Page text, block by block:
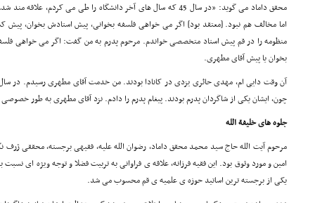
محقق داماد می گوید: «در سال 45 که سال های آخر دانشگاه را طی می
اما مخالف هم نبود. [معتقد بود] اگر می خواهی فلسفه بخوانی، پیش استادش بخوان،
منظومه را در قم پیش استاد متخصصی خواندم. مرحوم پدرم به من گفت: اگر می خواهی
بخوان یا پیش آقای مطهری.
چون، ایشان یکی از شاگردان پدرم بودند. پیغام پدرم را دادم. نزد آقای مطهری به طور
جلوه هایخلیفةالله
مرحوم آیت الله حاج سید محمد محقق داماد، رضوان الله علیه، فقیهی برجسته، محققی ژرف
امین و مورد وثوق بود. این فقیه فرزانه، علاقه ی فراوانی به تربیت فضلا و توجه ویژه ای
یکی از برجسته ترین اساتید حوزه ی علمیه ی قم محسوب می شد.